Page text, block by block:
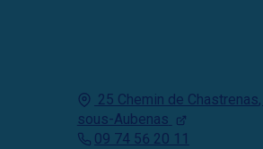
25 Chemin de Chastrenas,
sous-Aubenas
09 74 56 20 11